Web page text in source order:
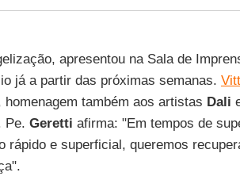
apresentou na Sala de
já a partir das próximas semanas.
também aos artistas Dali
Pe. Geretti afirma: "Em tempos de
rápido e superficial, queremos